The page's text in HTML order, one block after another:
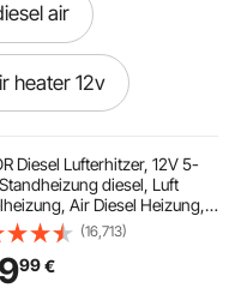
air
heater 12v
Diesel Lufterhitzer, 12V 5-
diesel, Luft
Air Diesel Heizung,
für Auto LKW
Bus mit LCD-schalter1
(16,713)
99€